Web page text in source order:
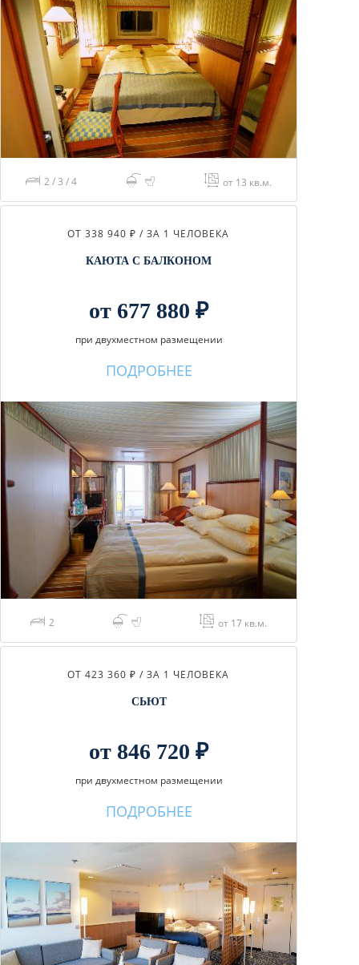
2 / 3 / 4 от 13 кв.м.
ОТ 338 940 ₽ / ЗА 1 ЧЕЛОВЕКА
КАЮТА С БАЛКОНОМ
от 677 880 ₽
при двухместном размещении
ПОДРОБНЕЕ
2 от 17 кв.м.
ОТ 423 360 ₽ / ЗА 1 ЧЕЛОВЕКА
СЬЮТ
от 846 720 ₽
при двухместном размещении
ПОДРОБНЕЕ